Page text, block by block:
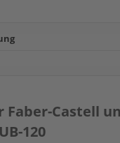
Castell
120